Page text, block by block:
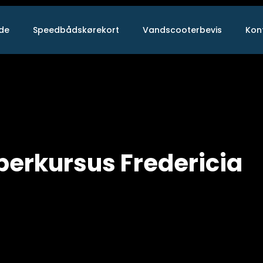
Speedbådskørekort Vandscooterbevis
Fredericia